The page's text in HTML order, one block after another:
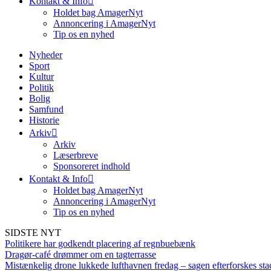
Holdet bag AmagerNyt
Annoncering i AmagerNyt
Tip os en nyhed
Nyheder
Sport
Kultur
Politik
Bolig
Samfund
Historie
Arkiv
Arkiv
Læserbreve
Sponsoreret indhold
Kontakt & Info
Holdet bag AmagerNyt
Annoncering i AmagerNyt
Tip os en nyhed
SIDSTE NYT
Politikere har godkendt placering af regnbuebænk
Dragør-café drømmer om en tagterrasse
Mistænkelig drone lukkede lufthavnen fredag – sagen efterforskes